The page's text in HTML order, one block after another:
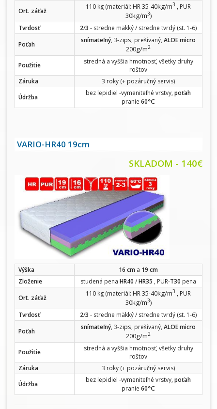
Ort. záťaž
110 kg (materiál: HR 35-40kg/m3 , PUR
30kg/m3)
Tvrdosť
2/3 - stredne mäkký / stredne tvrdý (st. 1-6)
Poťah
snímateľný, 3-zips, prešívaný, ALOE micro
200g/m2
Použitie
stredná a vyššia hmotnosť, všetky druhy
roštov
Záruka
3 roky (+ pozáručný servis)
Údržba
bez lepidiel -vymeniteľné vrstvy, poťah
pranie 60°C
VARIO-HR40 19cm
SKLADOM - 140€
Výška 16 cm a 19 cm
Zloženie
studená pena HR40 /HR35 , PUR-T30 pena
Ort. záťaž
110 kg (materiál: HR 35-40kg/m3 , PUR
30kg/m3)
Tvrdosť
2/3 - stredne mäkký / stredne tvrdý (st. 1-6)
Poťah
snímateľný, 3-zips, prešívaný, ALOE micro
200g/m2
Použitie
stredná a vyššia hmotnosť, všetky druhy
roštov
Záruka
3 roky (+ pozáručný servis)
Údržba
bez lepidiel -vymeniteľné vrstvy, poťah
pranie 60°C